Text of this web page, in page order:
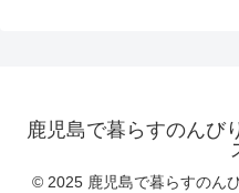
鹿児島で暮らすのんび
© 2025 鹿児島で暮らすのん